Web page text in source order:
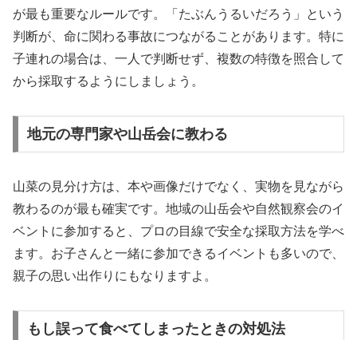
が最も重要なルールです。「たぶんうるいだろう」という
判断が、命に関わる事故につながることがあります。特に
子連れの場合は、一人で判断せず、複数の特徴を照合して
から採取するようにしましょう。
地元の専門家や山岳会に教わる
山菜の見分け方は、本や画像だけでなく、実物を見ながら
教わるのが最も確実です。地域の山岳会や自然観察会のイ
ベントに参加すると、プロの目線で安全な採取方法を学べ
ます。お子さんと一緒に参加できるイベントも多いので、
親子の思い出作りにもなりますよ。
もし誤って食べてしまったときの対処法